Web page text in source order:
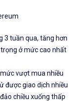
3 tuần qua, tăng hơn
ở mức cao nhất
vượt mua nhiều
được giao dịch nhiều
chiều xuống thấp